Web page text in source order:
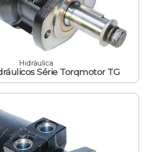
Hidráulica
Série Torqmotor TG